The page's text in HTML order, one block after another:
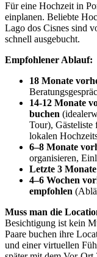
Für eine Hochzeit in
einplanen. Beliebte
Lago dos Cisnes sind
schnell ausgebucht.
Empfohlener Ablauf:
18 Monate
14-12 Monate
buchen
Tour), Gästeliste
lokalen
6–8 Monate
organisieren,
Letzte 3
4–6 Wochen
empfohlen
Muss man die
Besichtigung ist kein
Paare buchen ihre
und einer virtuellen